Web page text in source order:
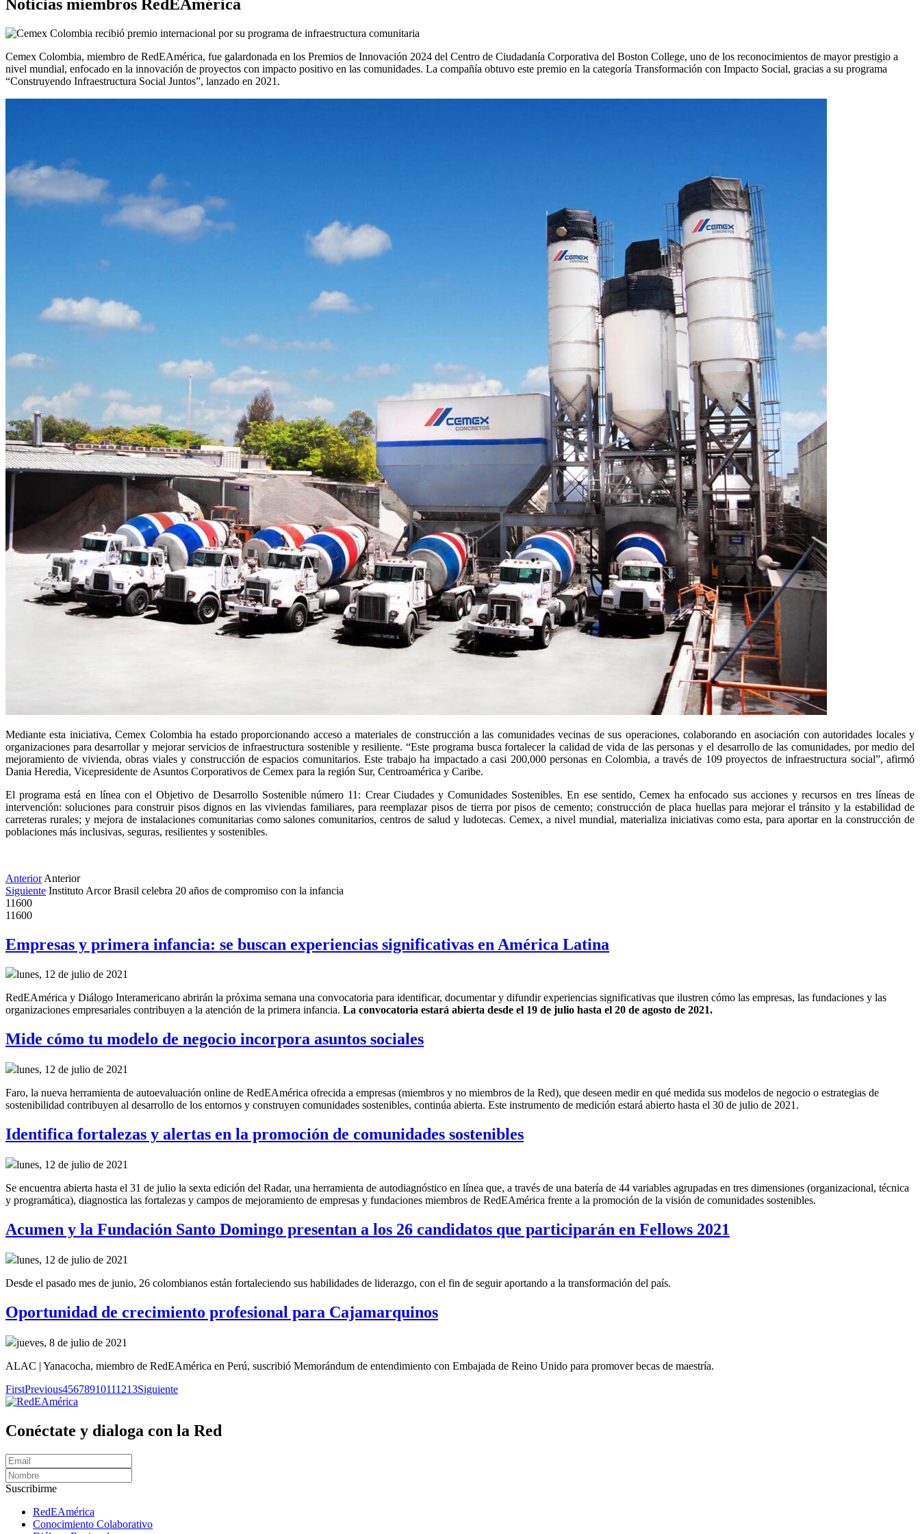
Noticias miembros RedEAmérica
Cemex Colombia, miembro de RedEAmérica, fue galardonada en los Premios de Innovación 2024 del Centro de Ciudadanía Corporativa del Boston College, uno de los reconocimientos de mayor prestigio a
nivel mundial, enfocado en la innovación de proyectos con impacto positivo en las comunidades. La compañía obtuvo este premio en la categoría Transformación con Impacto Social, gracias a su programa
“Construyendo Infraestructura Social Juntos”, lanzado en 2021.
Mediante esta iniciativa, Cemex Colombia ha estado proporcionando acceso a materiales de construcción a las comunidades vecinas de sus operaciones, colaborando en asociación con autoridades locales y
organizaciones para desarrollar y mejorar servicios de infraestructura sostenible y resiliente. “Este programa busca fortalecer la calidad de vida de las personas y el desarrollo de las comunidades, por medio del
mejoramiento de vivienda, obras viales y construcción de espacios comunitarios. Este trabajo ha impactado a casi 200,000 personas en Colombia, a través de 109 proyectos de infraestructura social”, afirmó
Dania Heredia, Vicepresidente de Asuntos Corporativos de Cemex para la región Sur, Centroamérica y Caribe.
El programa está en línea con el Objetivo de Desarrollo Sostenible número 11: Crear Ciudades y Comunidades Sostenibles. En ese sentido, Cemex ha enfocado sus acciones y recursos en tres líneas de
intervención: soluciones para construir pisos dignos en las viviendas familiares, para reemplazar pisos de tierra por pisos de cemento; construcción de placa huellas para mejorar el tránsito y la estabilidad de
carreteras rurales; y mejora de instalaciones comunitarias como salones comunitarios, centros de salud y ludotecas. Cemex, a nivel mundial, materializa iniciativas como esta, para aportar en la construcción de
poblaciones más inclusivas, seguras, resilientes y sostenibles.
Anterior Anterior
Siguiente Instituto Arcor Brasil celebra 20 años de compromiso con la infancia
11600
11600
Empresas y primera infancia: se buscan experiencias significativas en América Latina
lunes, 12 de julio de 2021
RedEAmérica y Diálogo Interamericano abrirán la próxima semana una convocatoria para identificar, documentar y difundir experiencias significativas que ilustren cómo las empresas, las fundaciones y las
organizaciones empresariales contribuyen a la atención de la primera infancia. La convocatoria estará abierta desde el 19 de julio hasta el 20 de agosto de 2021.
Mide cómo tu modelo de negocio incorpora asuntos sociales
lunes, 12 de julio de 2021
Faro, la nueva herramienta de autoevaluación online de RedEAmérica ofrecida a empresas (miembros y no miembros de la Red), que deseen medir en qué medida sus modelos de negocio o estrategias de
sostenibilidad contribuyen al desarrollo de los entornos y construyen comunidades sostenibles, continúa abierta. Este instrumento de medición estará abierto hasta el 30 de julio de 2021.
Identifica fortalezas y alertas en la promoción de comunidades sostenibles
lunes, 12 de julio de 2021
Se encuentra abierta hasta el 31 de julio la sexta edición del Radar, una herramienta de autodiagnóstico en línea que, a través de una batería de 44 variables agrupadas en tres dimensiones (organizacional, técnica
y programática), diagnostica las fortalezas y campos de mejoramiento de empresas y fundaciones miembros de RedEAmérica frente a la promoción de la visión de comunidades sostenibles.
Acumen y la Fundación Santo Domingo presentan a los 26 candidatos que participarán en Fellows 2021
lunes, 12 de julio de 2021
Desde el pasado mes de junio, 26 colombianos están fortaleciendo sus habilidades de liderazgo, con el fin de seguir aportando a la transformación del país.
Oportunidad de crecimiento profesional para Cajamarquinos
jueves, 8 de julio de 2021
ALAC | Yanacocha, miembro de RedEAmérica en Perú, suscribió Memorándum de entendimiento con Embajada de Reino Unido para promover becas de maestría.
FirstPrevious45678910111213Siguiente
Conéctate y dialoga con la Red
Suscribirme
RedEAmérica
Conocimiento Colaborativo